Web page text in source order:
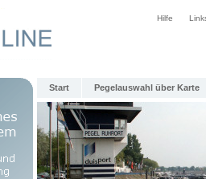
Hilfe
Start Pegelauswahl über Karte